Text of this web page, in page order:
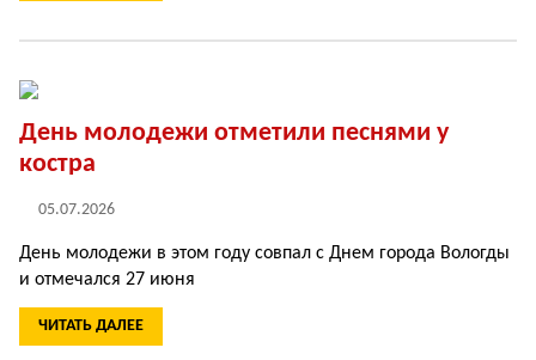
День молодежи отметили песнями у
костра
05.07.2026
День молодежи в этом году совпал с Днем города Волог­ды
и отмечался 27 июня
ЧИТАТЬ ДАЛЕЕ